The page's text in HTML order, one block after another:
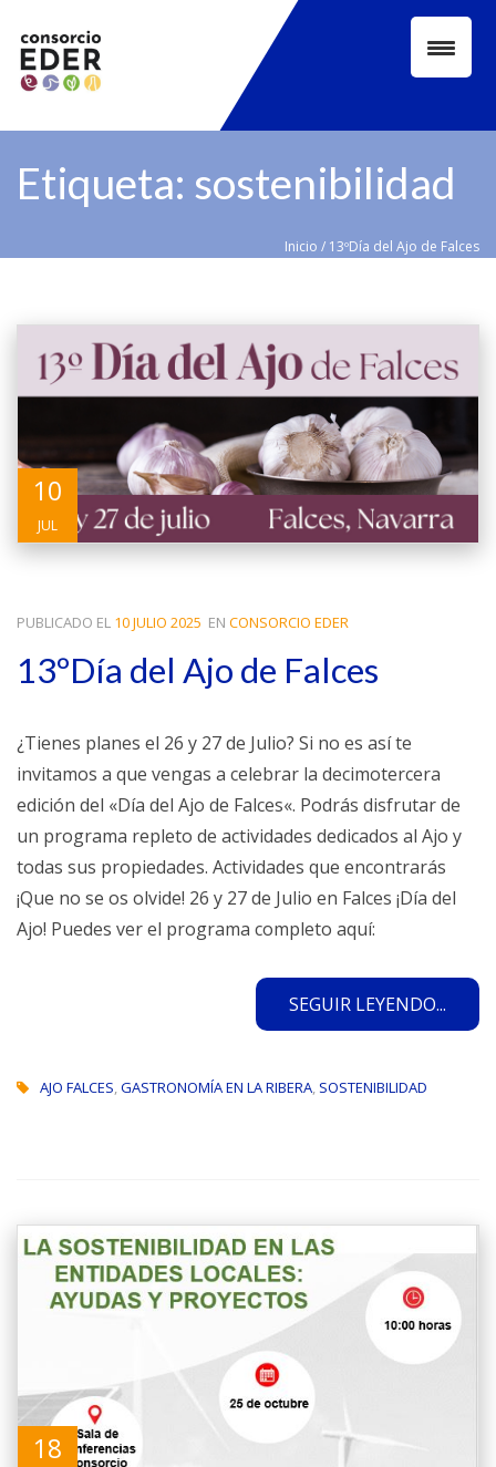
content
Etiqueta: sostenibilidad
Inicio / 13ºDía del Ajo de Falces
10
JUL
PUBLICADO EL 10 JULIO 2025 EN CONSORCIO EDER
13ºDía del Ajo de Falces
¿Tienes planes el 26 y 27 de Julio? Si no es así te
invitamos a que vengas a celebrar la decimotercera
edición del «Día del Ajo de Falces«. Podrás disfrutar de
un programa repleto de actividades dedicados al Ajo y
todas sus propiedades. Actividades que encontrarás
¡Que no se os olvide! 26 y 27 de Julio en Falces ¡Día del
Ajo! Puedes ver el programa completo aquí:
SEGUIR LEYENDO...
AJO FALCES,GASTRONOMÍA EN LA RIBERA, SOSTENIBILIDAD
18